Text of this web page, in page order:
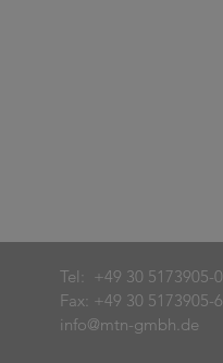
Tel: +49 30 5173905-0
Fax: +49 30 5173905-6
info@mtn-gmbh.de